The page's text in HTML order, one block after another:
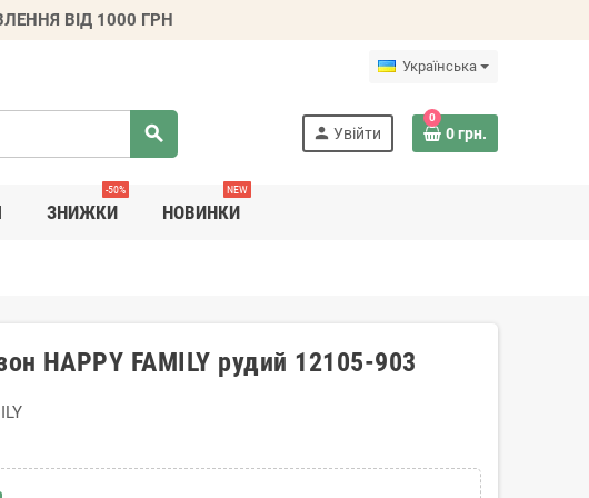
ВІД 1000 ГРН
Українська
search person Увійти
0
0 грн.
ЗНИЖКИ
-50%
НОВИНКИ
NEW
HAPPY FAMILY рудий 12105-903